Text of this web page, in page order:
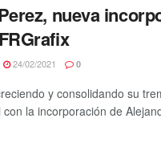
nueva
24/02/2021 0
y consolidando su
la incorporación de